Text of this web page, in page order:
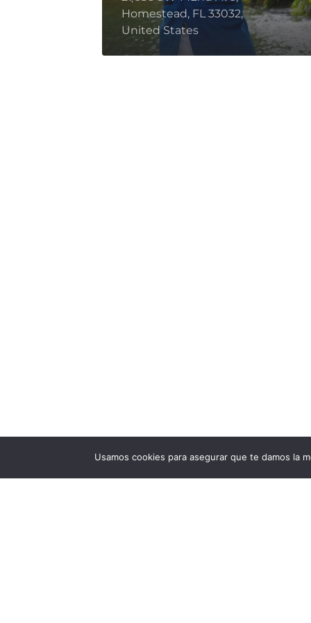
Homestead, FL 33032,
United States
Usamos cookies para asegurar que te damos la